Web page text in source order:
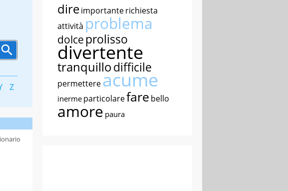
Z
direimportanterichiesta
attività problema
dolce prolisso
divertente
tranquillodifficile
permettereacume
inerme particolarefare bello
amore paura